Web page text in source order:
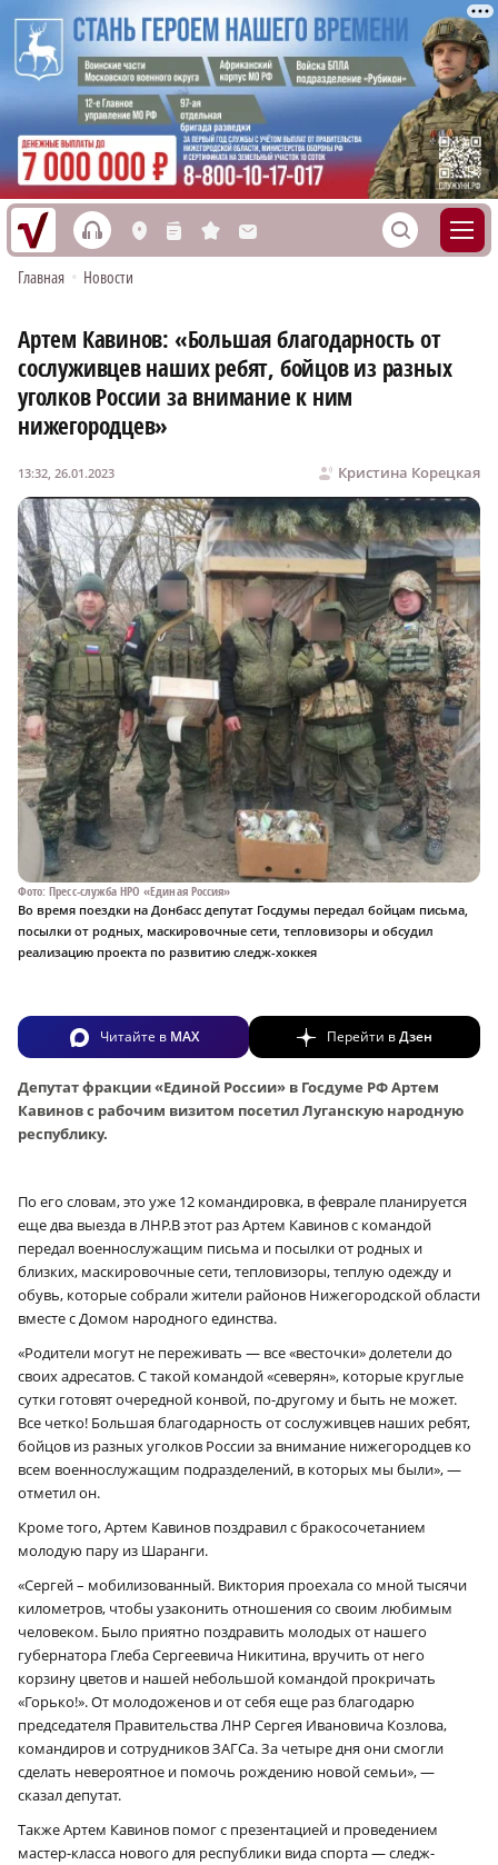
h L n s M S
Главная • Новости
Артем Кавинов: «Большая благодарность от
сослуживцев наших ребят, бойцов из разных
уголков России за внимание к ним
нижегородцев»
Кристина Корецкая
13:32, 26.01.2023
Фото: Пресс-служба НРО «Единая Россия»
Во время поездки на Донбасс депутат Госдумы передал бойцам письма,
посылки от родных, маскировочные сети, тепловизоры и обсудил
реализацию проекта по развитию следж-хоккея
Читайте в MAX Перейти вДзен
Депутат фракции «Единой России» в Госдуме РФ Артем
Кавинов с рабочим визитом посетил Луганскую народную
республику.
По его словам, это уже 12 командировка, в феврале планируется
еще два выезда в ЛНР.В этот раз Артем Кавинов с командой
передал военнослужащим письма и посылки от родных и
близких, маскировочные сети, тепловизоры, теплую одежду и
обувь, которые собрали жители районов Нижегородской области
вместе с Домом народного единства.
«Родители могут не переживать — все «весточки» долетели до
своих адресатов. С такой командой «северян», которые круглые
сутки готовят очередной конвой, по-другому и быть не может.
Все четко! Большая благодарность от сослуживцев наших ребят,
бойцов из разных уголков России за внимание нижегородцев ко
всем военнослужащим подразделений, в которых мы были», —
отметил он.
Кроме того, Артем Кавинов поздравил с бракосочетанием
молодую пару из Шаранги.
«Сергей – мобилизованный. Виктория проехала со мной тысячи
километров, чтобы узаконить отношения со своим любимым
человеком. Было приятно поздравить молодых от нашего
губернатора Глеба Сергеевича Никитина, вручить от него
корзину цветов и нашей небольшой командой прокричать
«Горько!». От молодоженов и от себя еще раз благодарю
председателя Правительства ЛНР Сергея Ивановича Козлова,
командиров и сотрудников ЗАГСа. За четыре дня они смогли
сделать невероятное и помочь рождению новой семьи», —
сказал депутат.
Также Артем Кавинов помог с презентацией и проведением
мастер-класса нового для республики вида спорта — следж-